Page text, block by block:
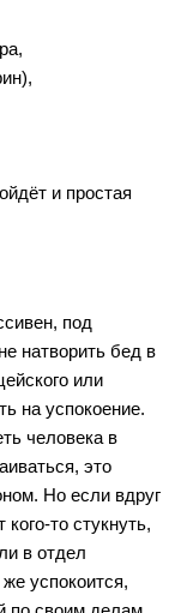
и простая
под
натворить бед в
или
на успокоение.
человека в
это
Но если вдруг
то стукнуть,
в отдел
успокоится,